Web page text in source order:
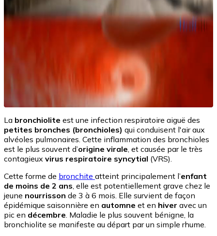
La bronchiolite est une infection respiratoire aiguë des
petites bronches (bronchioles) qui conduisent l'air aux
alvéoles pulmonaires. Cette inflammation des bronchioles
est le plus souvent d’origine virale, et causée par le très
contagieux virus respiratoire syncytial (VRS).
Cette forme de bronchite atteint principalement l’enfant
de moins de 2 ans, elle est potentiellement grave chez le
jeune nourrisson de 3 à 6 mois. Elle survient de façon
épidémique saisonnière en automne et en hiver avec un
pic en décembre. Maladie le plus souvent bénigne, la
bronchiolite se manifeste au départ par un simple rhume.